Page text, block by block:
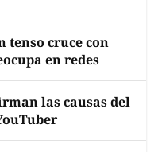
tenso cruce con
en redes
las causas del